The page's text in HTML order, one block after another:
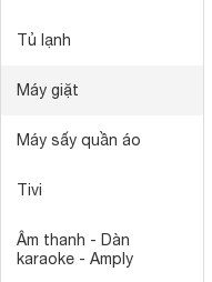
Tủ lạnh
Máy giặt
Máy sấy quần áo
Tivi
Âm thanh - Dàn
karaoke - Amply